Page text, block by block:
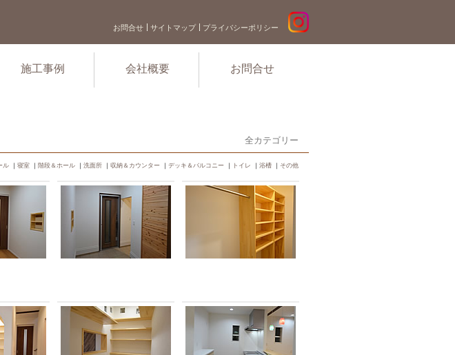
お問合せ サイトマップ プライバシーポリシー
施工事例 会社概要 お問合せ
全カテゴリー
ル ｜ 寝室 ｜ 階段＆ホール ｜ 洗面所 ｜ 収納＆カウンター ｜ デッキ＆バルコニー ｜ トイレ ｜ 浴槽 ｜ その他